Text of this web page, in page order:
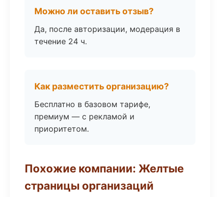
Можно ли оставить отзыв?
Да, после авторизации, модерация в
течение 24 ч.
Как разместить организацию?
Бесплатно в базовом тарифе,
премиум — с рекламой и
приоритетом.
Похожие компании: Желтые
страницы организаций